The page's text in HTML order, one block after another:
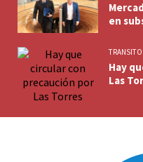
en
TRANSITO
Hay
Las